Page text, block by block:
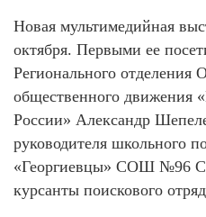
Новая мультимедийная
октября. Первыми ее
Регионального отделения
общественного движения
России» Александр
руководителя школьного
«Георгиевцы» СОШ №96
курсанты поискового